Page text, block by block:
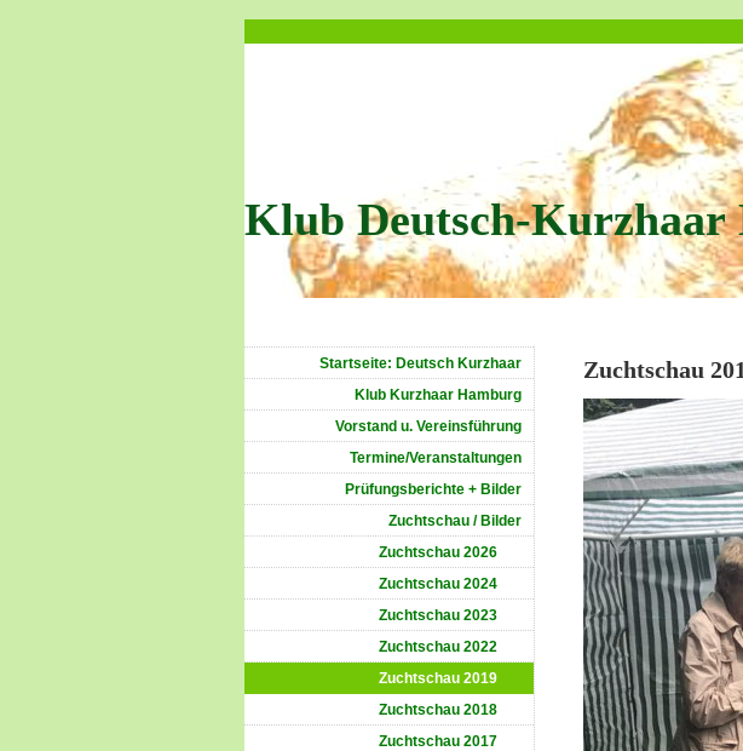
Klub Deutsch-Kurzhaar
Zuchtschau
Startseite: Deutsch Kurzhaar
Klub Kurzhaar Hamburg
Vorstand u. Vereinsführung
Termine/Veranstaltungen
Prüfungsberichte + Bilder
Zuchtschau / Bilder
Zuchtschau 2026
Zuchtschau 2024
Zuchtschau 2023
Zuchtschau 2022
Zuchtschau 2019
Zuchtschau 2018
Zuchtschau 2017